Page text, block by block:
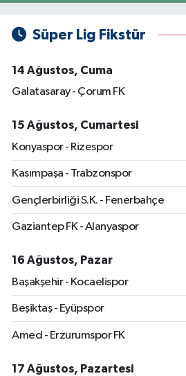
Süper Lig Fikstür
14 Ağustos, Cuma
Galatasaray - Çorum FK
15 Ağustos, Cumartesi
Konyaspor - Rizespor
Kasımpaşa - Trabzonspor
Gençlerbirliği S.K. - Fenerbahçe
Gaziantep FK - Alanyaspor
16 Ağustos, Pazar
Başakşehir - Kocaelispor
Beşiktaş - Eyüpspor
Amed - Erzurumspor FK
17 Ağustos, Pazartesi